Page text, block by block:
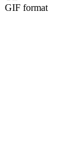
GIF format